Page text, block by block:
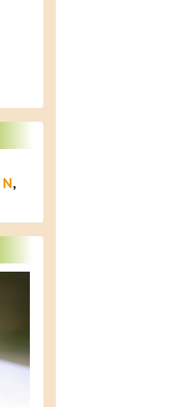
N ,